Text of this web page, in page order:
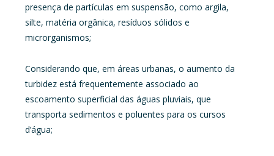
presença de partículas em suspensão, como argila,
silte, matéria orgânica, resíduos sólidos e
microrganismos;
Considerando que, em áreas urbanas, o aumento da
turbidez está frequentemente associado ao
escoamento superficial das águas pluviais, que
transporta sedimentos e poluentes para os cursos
d’água;